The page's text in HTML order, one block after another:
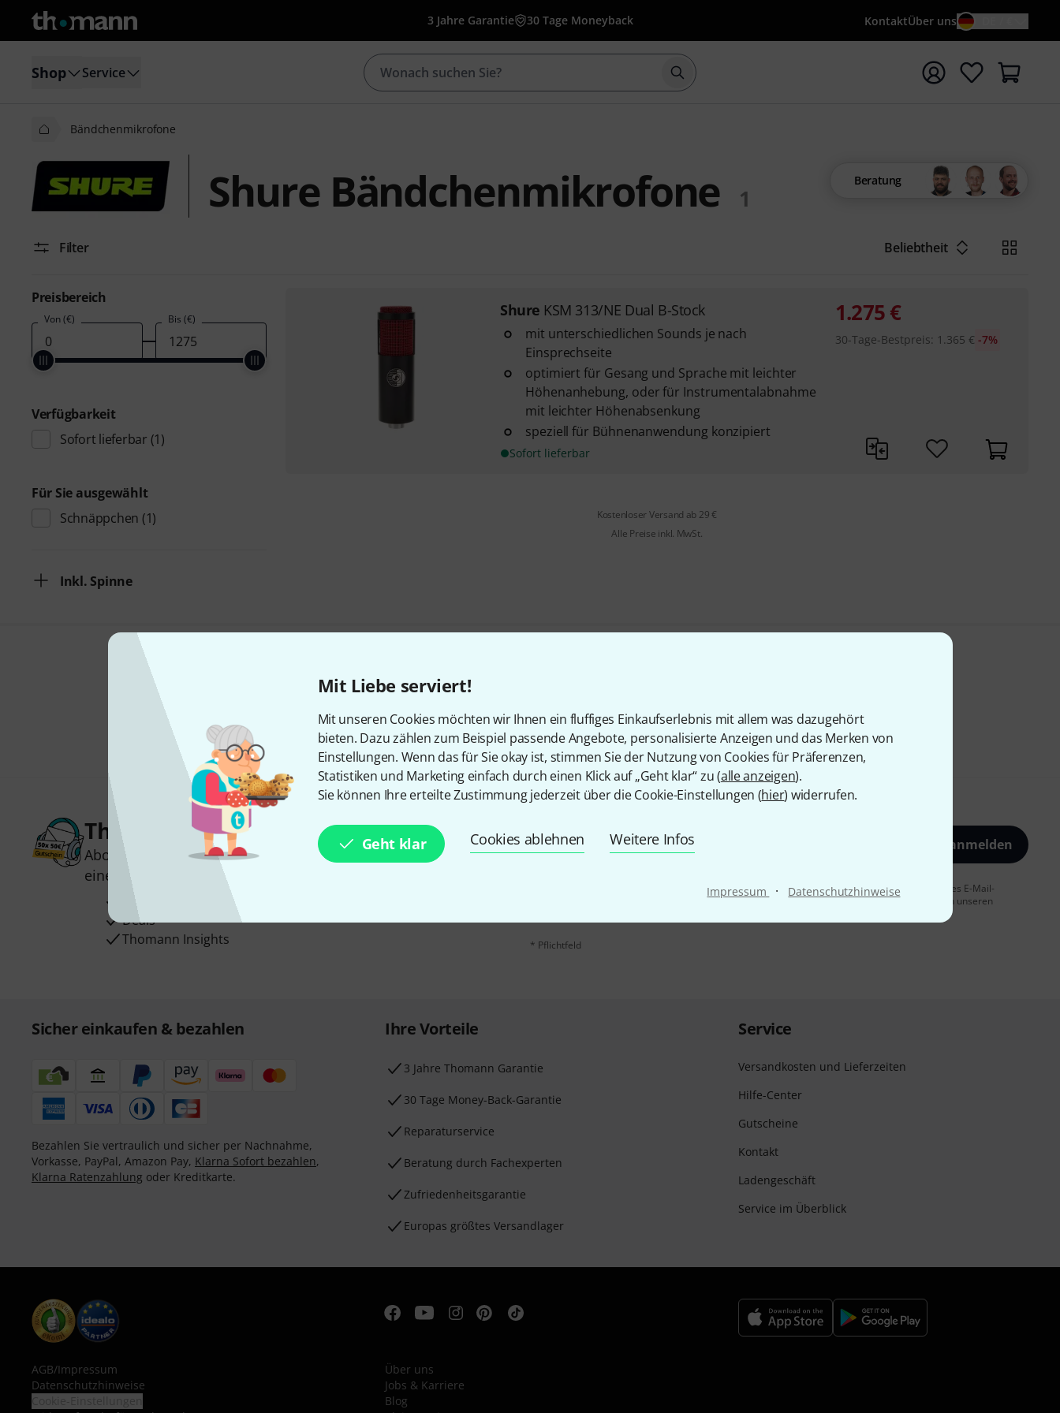
Mit Liebe serviert!
Mit unseren Cookies möchten wir Ihnen ein fluffiges Einkaufserlebnis mit allem was dazugehört
bieten. Dazu zählen zum Beispiel passende Angebote, personalisierte Anzeigen und das Merken von
Einstellungen. Wenn das für Sie okay ist, stimmen Sie der Nutzung von Cookies für Präferenzen,
Statistiken und Marketing einfach durch einen Klick auf „Geht klar“ zu (alle anzeigen).
Sie können Ihre erteilte Zustimmung jederzeit über die Cookie-Einstellungen (hier) widerrufen.
Geht klar Cookies ablehnen Weitere Infos
Impressum · Datenschutzhinweise
3 Jahre Garantie 30 Tage Moneyback KontaktÜber uns
Shop Service Suche mit Suchwort {searchTerm} starten
Bändchenmikrofone
Shure Bändchenmikrofone 1
Beratung
Filter Beliebtheit
Preisbereich
Von (€) Bis (€)
Verfügbarkeit
Sofort lieferbar (1)
Für Sie ausgewählt
Schnäppchen (1)
Inkl. Spinne
Shure KSM 313/NE Dual B-Stock
mit unterschiedlichen Sounds je nach
Einsprechseite
optimiert für Gesang und Sprache mit leichter
Höhenanhebung, oder für Instrumentalabnahme
mit leichter Höhenabsenkung
speziell für Bühnenanwendung konzipiert
Sofort lieferbar
1.275€
30-Tage-Bestpreis: 1.365 € -7%
Kostenloser Versand ab 29 €
Alle Preise inkl. MwSt.
Teilen Hilfe & Feedback
Thomann Newsletter
Abonniere den Thomann Newsletter und gewinne mit etwas Glück
einen von
50 Gutscheinen
Inspirierende Beiträge
Deals
Thomann Insights
E-Mail-Adresse* Jetzt anmelden
Mit Klick auf „Jetzt anmelden“ stimmen Sie dem Erhalt von E-Mail-Werbung und einer Messung des E-Mail-
Nutzungsverhaltens zu. Die Abmeldung ist jederzeit möglich. Weitere Informationen finden Sie in unseren
* Pflichtfeld
Sicher einkaufen & bezahlen
Bezahlen Sie vertraulich und sicher per Nachnahme,
Vorkasse, PayPal, Amazon Pay, Klarna Sofort bezahlen,
Klarna Ratenzahlung oder Kreditkarte.
Ihre Vorteile
3 Jahre Thomann Garantie
30 Tage Money-Back-Garantie
Reparaturservice
Beratung durch Fachexperten
Zufriedenheitsgarantie
Europas größtes Versandlager
Service
Versandkosten und Lieferzeiten
Hilfe-Center
Gutscheine
Kontakt
Ladengeschäft
Service im Überblick
AGB/Impressum
Datenschutzhinweise
Über uns
Jobs & Karriere
Blog